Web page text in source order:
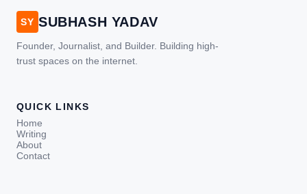
SY SUBHASH YADAV
Founder, Journalist, and Builder. Building high-
trust spaces on the internet.
QUICK LINKS
Home
Writing
About
Contact